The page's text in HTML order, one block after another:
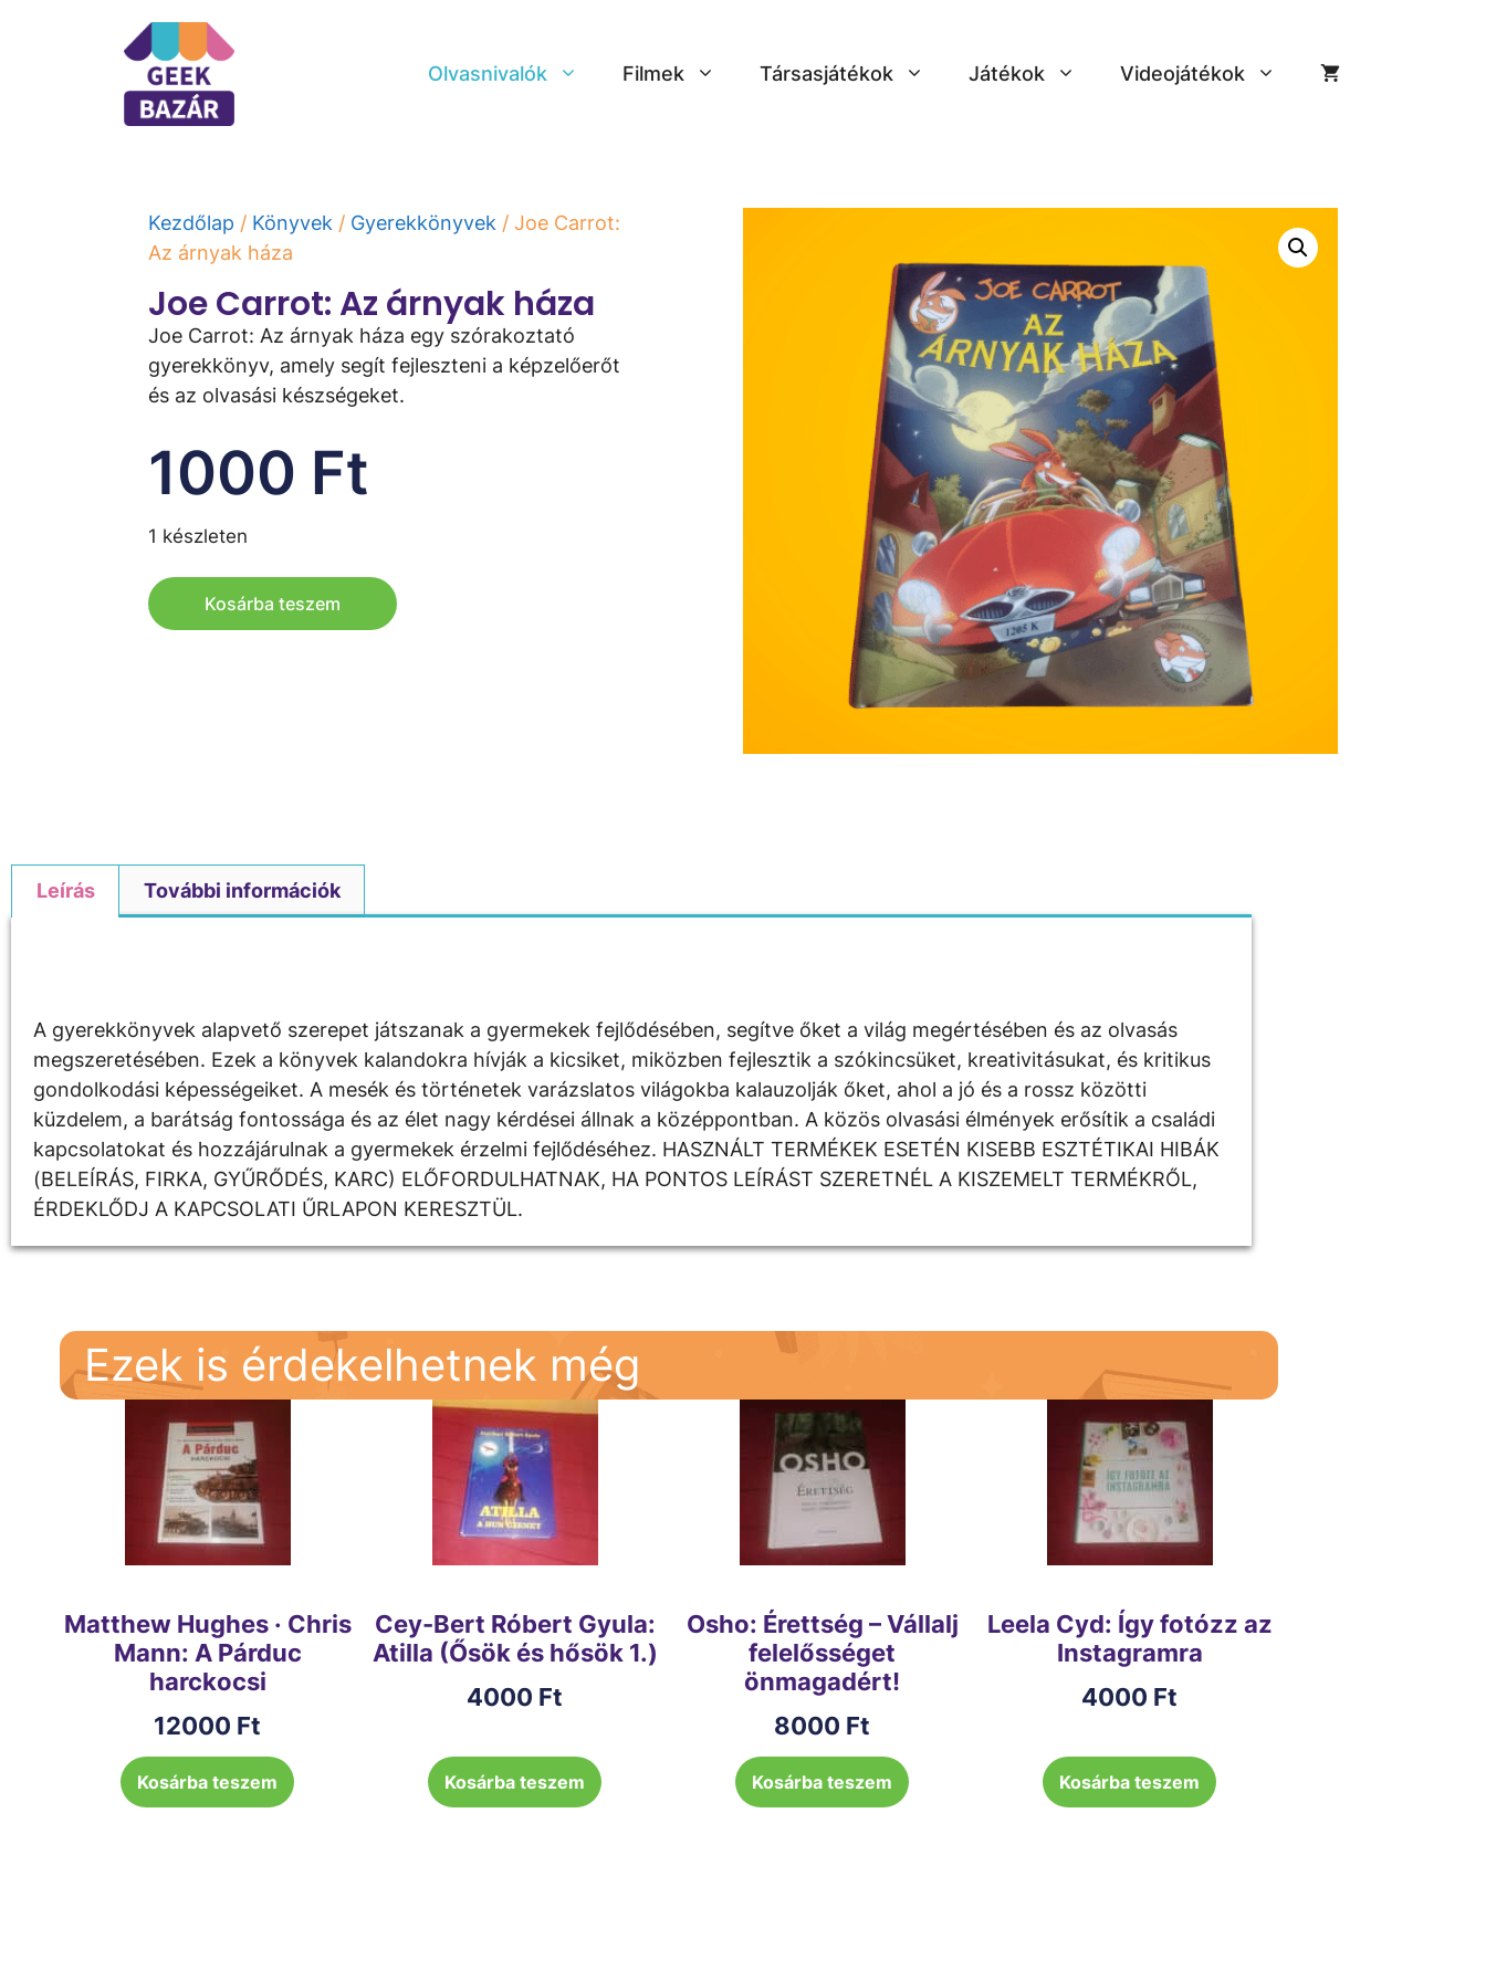
Olvasnivalók Filmek Társasjátékok Játékok Videojátékok
Kezdőlap / Könyvek / Gyerekkönyvek / Joe Carrot:
Az árnyak háza
Joe Carrot: Az árnyak háza
Joe Carrot: Az árnyak háza egy szórakoztató
gyerekkönyv, amely segít fejleszteni a képzelőerőt
és az olvasási készségeket.
1000 Ft
1 készleten
Kosárba teszem
Leírás További információk
A gyerekkönyvek alapvető szerepet játszanak a gyermekek fejlődésében, segítve őket a világ megértésében és az olvasás
megszeretésében. Ezek a könyvek kalandokra hívják a kicsiket, miközben fejlesztik a szókincsüket, kreativitásukat, és kritikus
gondolkodási képességeiket. A mesék és történetek varázslatos világokba kalauzolják őket, ahol a jó és a rossz közötti
küzdelem, a barátság fontossága és az élet nagy kérdései állnak a középpontban. A közös olvasási élmények erősítik a családi
kapcsolatokat és hozzájárulnak a gyermekek érzelmi fejlődéséhez. HASZNÁLT TERMÉKEK ESETÉN KISEBB ESZTÉTIKAI HIBÁK
(BELEÍRÁS, FIRKA, GYŰRŐDÉS, KARC) ELŐFORDULHATNAK, HA PONTOS LEÍRÁST SZERETNÉL A KISZEMELT TERMÉKRŐL,
ÉRDEKLŐDJ A KAPCSOLATI ŰRLAPON KERESZTÜL.
Ezek is érdekelhetnek még
Matthew Hughes · Chris
Mann: A Párduc
harckocsi
12000 Ft
Kosárba teszem
Cey-Bert Róbert Gyula:
Atilla (Ősök és hősök 1.)
4000 Ft
Kosárba teszem
Osho: Érettség – Vállalj
felelősséget
önmagadért!
8000 Ft
Kosárba teszem
Leela Cyd: Így fotózz az
Instagramra
4000 Ft
Kosárba teszem